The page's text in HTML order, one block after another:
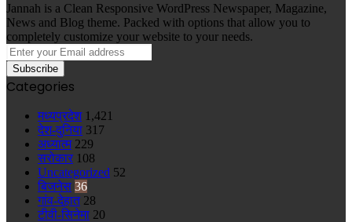
Jannah is a Clean Responsive WordPress Newspaper, Magazine,
News and Blog theme. Packed with options that allow you to
completely customize your website to your needs.
Enter
your
Email
address
Categories
मध्यप्रदेश 1,421
देश-दुनिया 317
अध्यात्म 229
सरोकार 108
Uncategorized 52
बिजनेस 36
गांव-देहात 28
टीवी-सिनेमा 20